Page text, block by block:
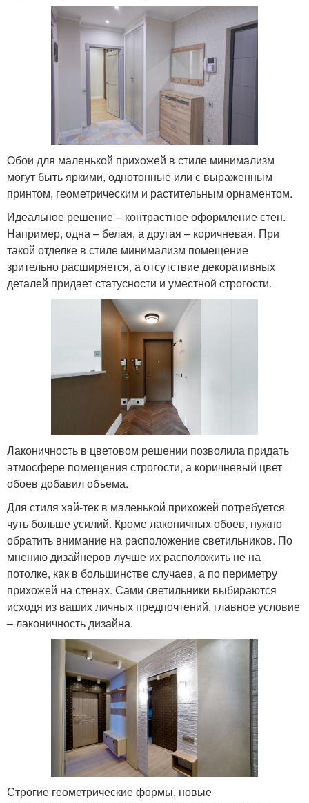
Обои для маленькой прихожей в стиле минимализм
могут быть яркими, однотонные или с выраженным
принтом, геометрическим и растительным орнаментом.
Идеальное решение – контрастное оформление стен.
Например, одна – белая, а другая – коричневая. При
такой отделке в стиле минимализм помещение
зрительно расширяется, а отсутствие декоративных
деталей придает статусности и уместной строгости.
Лаконичность в цветовом решении позволила придать
атмосфере помещения строгости, а коричневый цвет
обоев добавил объема.
Для стиля хай-тек в маленькой прихожей потребуется
чуть больше усилий. Кроме лаконичных обоев, нужно
обратить внимание на расположение светильников. По
мнению дизайнеров лучше их расположить не на
потолке, как в большинстве случаев, а по периметру
прихожей на стенах. Сами светильники выбираются
исходя из ваших личных предпочтений, главное условие
– лаконичность дизайна.
Строгие геометрические формы, новые